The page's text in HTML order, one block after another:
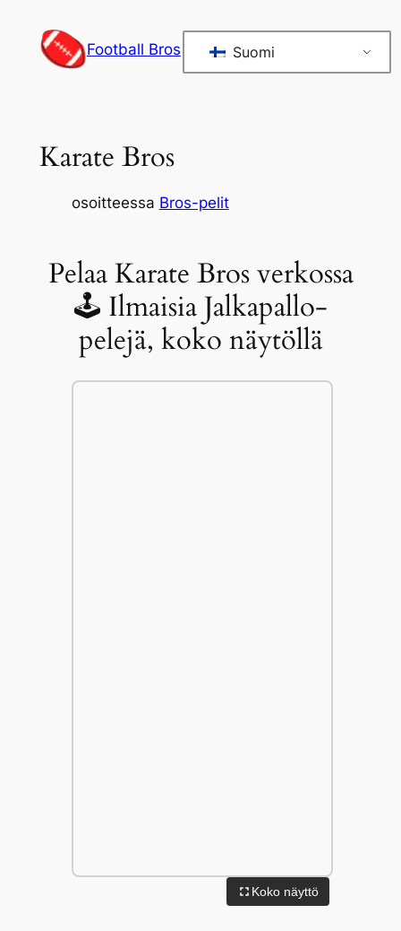
sisältöön
Football Bros Suomi
Karate Bros
osoitteessa Bros-pelit
Pelaa Karate Bros verkossa
🕹 Ilmaisia Jalkapallo-
pelejä, koko näytöllä
Koko näyttö